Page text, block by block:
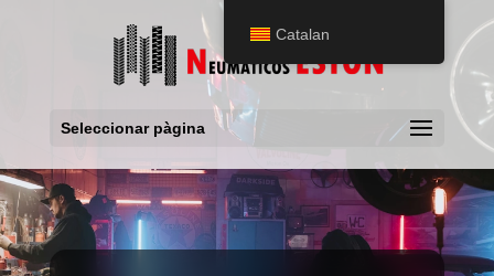
Seleccionar pàgina
Catalan